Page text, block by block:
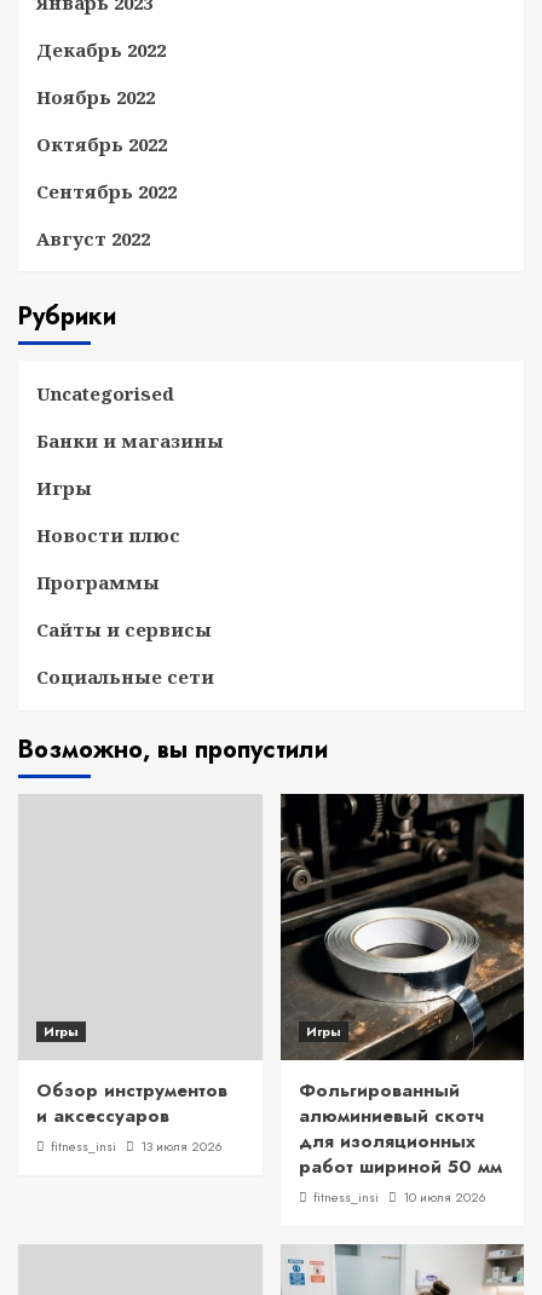
Декабрь 2022
Ноябрь 2022
Октябрь 2022
Сентябрь 2022
Август 2022
Рубрики
Uncategorised
Банки и магазины
Игры
Новости плюс
Программы
Сайты и сервисы
Социальные сети
Возможно, вы пропустили
Игры
Обзор инструментов
и аксессуаров
fitness_insi 13 июля 2026
Игры
Фольгированный
алюминиевый скотч
для изоляционных
работ шириной 50 мм
fitness_insi 10 июля 2026